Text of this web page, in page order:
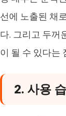
선에 노출된 채
다. 그리고 두꺼
이 될 수 있다는
2. 사용